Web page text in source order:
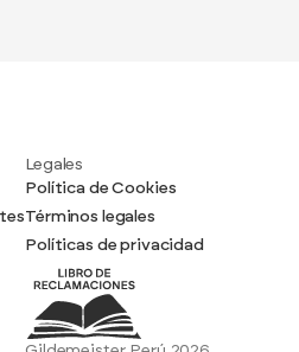
Legales
Política de Cookies
Términos legales
Políticas de privacidad